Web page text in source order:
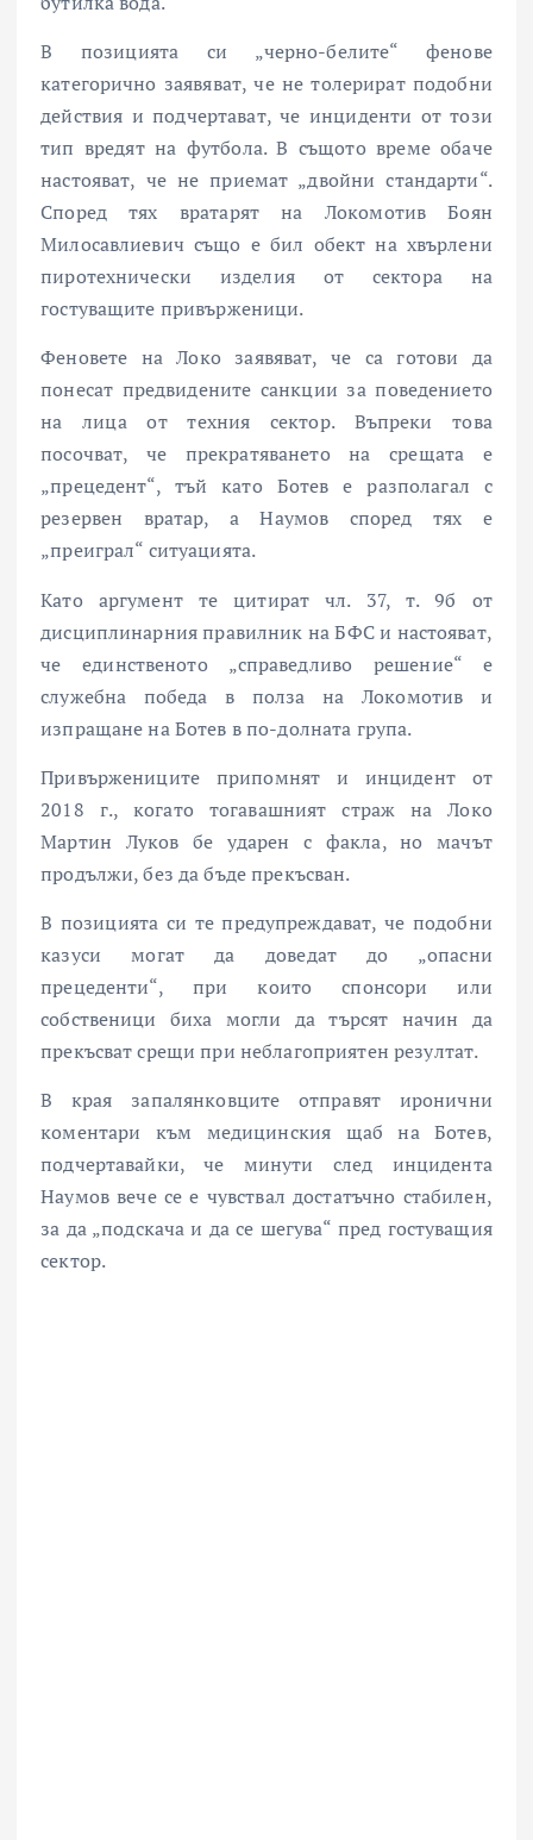
В позицията си „черно-белите“ фенове
категорично заявяват, че не толерират подобни
действия и подчертават, че инциденти от този
тип вредят на футбола. В същото време обаче
настояват, че не приемат „двойни стандарти“.
Според тях вратарят на Локомотив Боян
Милосавлиевич също е бил обект на хвърлени
пиротехнически изделия от сектора на
гостуващите привърженици.
Феновете на Локо заявяват, че са готови да
понесат предвидените санкции за поведението
на лица от техния сектор. Въпреки това
посочват, че прекратяването на срещата е
„прецедент“, тъй като Ботев е разполагал с
резервен вратар, а Наумов според тях е
„преиграл“ ситуацията.
Като аргумент те цитират чл. 37, т. 9б от
дисциплинарния правилник на БФС и настояват,
че единственото „справедливо решение“ е
служебна победа в полза на Локомотив и
изпращане на Ботев в по-долната група.
Привържениците припомнят и инцидент от
2018 г., когато тогавашният страж на Локо
Мартин Луков бе ударен с факла, но мачът
продължи, без да бъде прекъсван.
В позицията си те предупреждават, че подобни
казуси могат да доведат до „опасни
прецеденти“, при които спонсори или
собственици биха могли да търсят начин да
прекъсват срещи при неблагоприятен резултат.
В края запалянковците отправят иронични
коментари към медицинския щаб на Ботев,
подчертавайки, че минути след инцидента
Наумов вече се е чувствал достатъчно стабилен,
за да „подскача и да се шегува“ пред гостуващия
сектор.